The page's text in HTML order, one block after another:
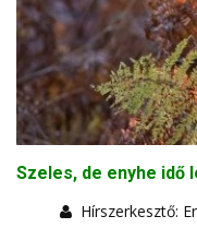
Szeles, de enyhe idő
Hírszerkesztő: